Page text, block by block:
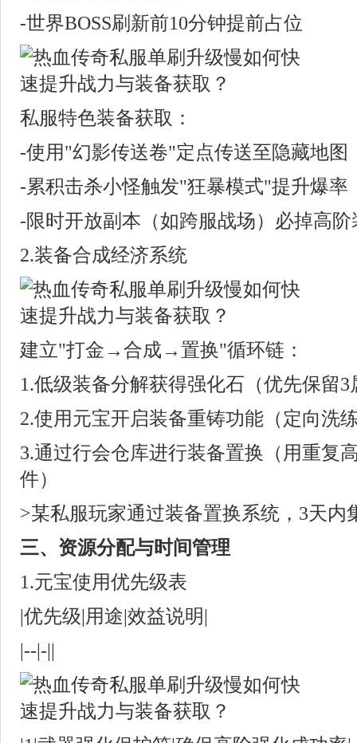
-世界BOSS刷新前10分钟提前占位
私服特色装备获取：
-使用"幻影传送卷"定点传送至隐藏地图
-累积击杀小怪触发"狂暴模式"提升爆率
-限时开放副本（如跨服战场）必掉高阶
2.装备合成经济系统
建立"打金→合成→置换"循环链：
1.低级装备分解获得强化石（优先保留
2.使用元宝开启装备重铸功能（定向洗
3.通过行会仓库进行装备置换（用重复
件）
>某私服玩家通过装备置换系统，3天内
三、资源分配与时间管理
1.元宝使用优先级表
|优先级|用途|效益说明|
|--|-||